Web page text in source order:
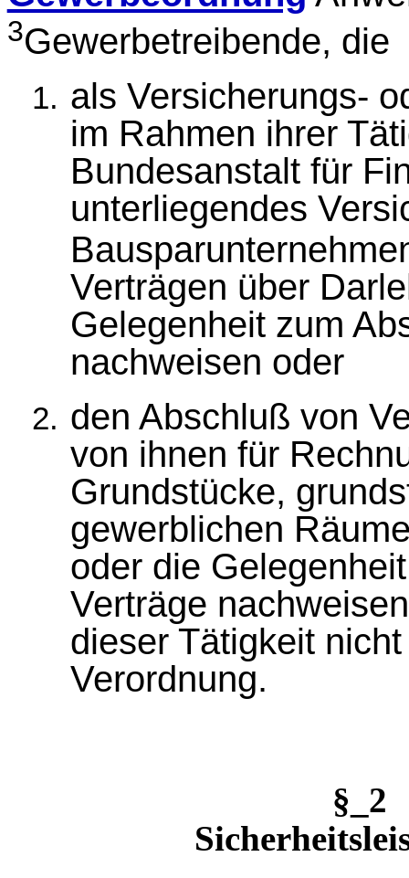
3Gewerbetreibende, die
als Versicherungs-
im Rahmen ihrer
Bundesanstalt für
unterliegendes
Verträgen über
Gelegenheit zum
nachweisen oder
den Abschluß von
von ihnen für
Grundstücke,
gewerblichen
oder die
Verträge
dieser Tätigkeit
Verordnung.